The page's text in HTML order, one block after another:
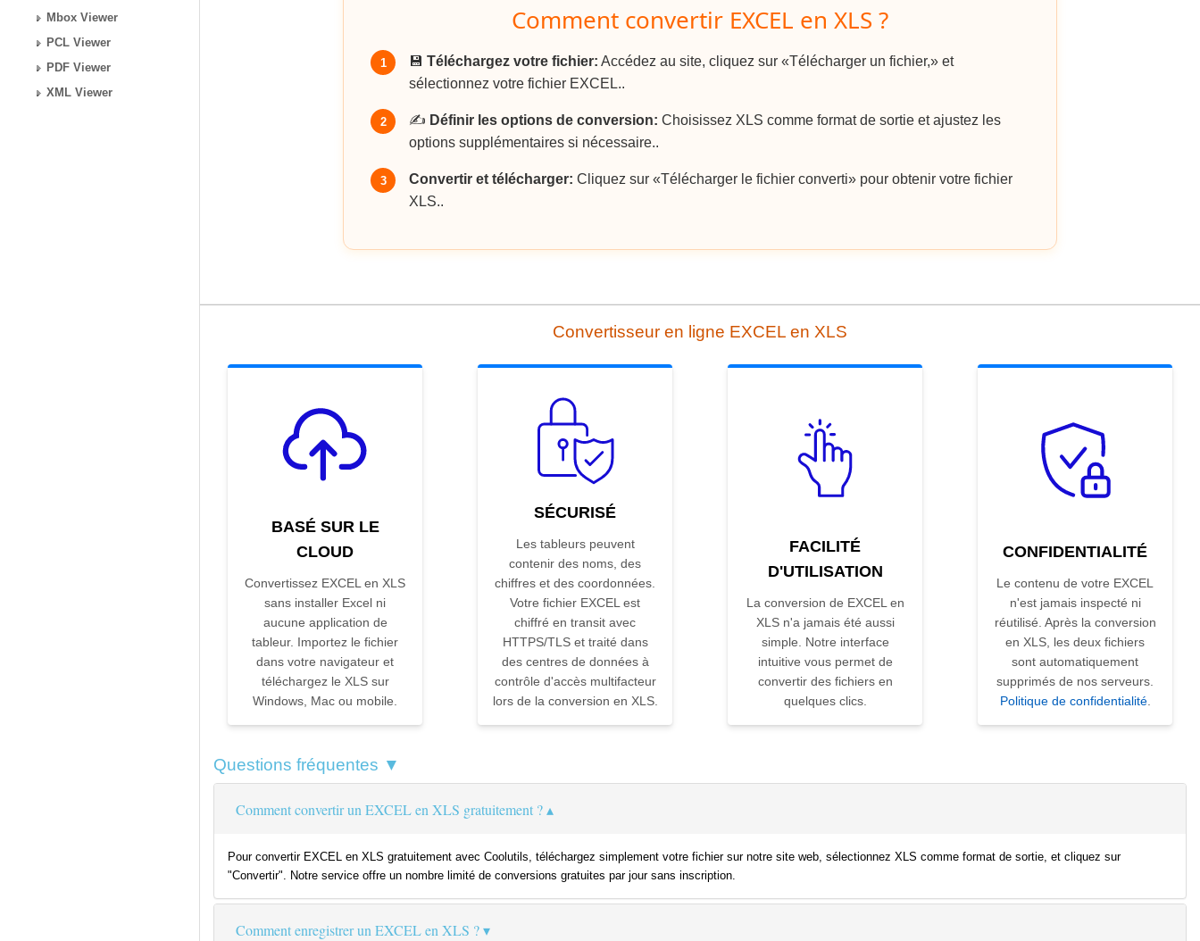
Mbox Viewer
PCL Viewer
PDF Viewer
XML Viewer
Comment convertir EXCEL en XLS ?
1 💾 Téléchargez votre fichier: Accédez au site, cliquez sur «Télécharger un fichier,» et
sélectionnez votre fichier EXCEL..
2 ✍️ Définir les options de conversion: Choisissez XLS comme format de sortie et ajustez les
options supplémentaires si nécessaire..
3 Convertir et télécharger: Cliquez sur «Télécharger le fichier converti» pour obtenir votre fichier
XLS..
Convertisseur en ligne EXCEL en XLS
BASÉ SUR LE
CLOUD
Convertissez EXCEL en XLS
sans installer Excel ni
aucune application de
tableur. Importez le fichier
dans votre navigateur et
téléchargez le XLS sur
Windows, Mac ou mobile.
SÉCURISÉ
Les tableurs peuvent
contenir des noms, des
chiffres et des coordonnées.
Votre fichier EXCEL est
chiffré en transit avec
HTTPS/TLS et traité dans
des centres de données à
contrôle d'accès multifacteur
lors de la conversion en XLS.
FACILITÉ
D'UTILISATION
La conversion de EXCEL en
XLS n'a jamais été aussi
simple. Notre interface
intuitive vous permet de
convertir des fichiers en
quelques clics.
CONFIDENTIALITÉ
Le contenu de votre EXCEL
n'est jamais inspecté ni
réutilisé. Après la conversion
en XLS, les deux fichiers
sont automatiquement
supprimés de nos serveurs.
Politique de confidentialité.
Questions fréquentes ▼
Comment convertir un EXCEL en XLS gratuitement ?
Pour convertir EXCEL en XLS gratuitement avec Coolutils, téléchargez simplement votre fichier sur notre site web, sélectionnez XLS comme format de sortie, et cliquez sur
"Convertir". Notre service offre un nombre limité de conversions gratuites par jour sans inscription.
Comment enregistrer un EXCEL en XLS ?